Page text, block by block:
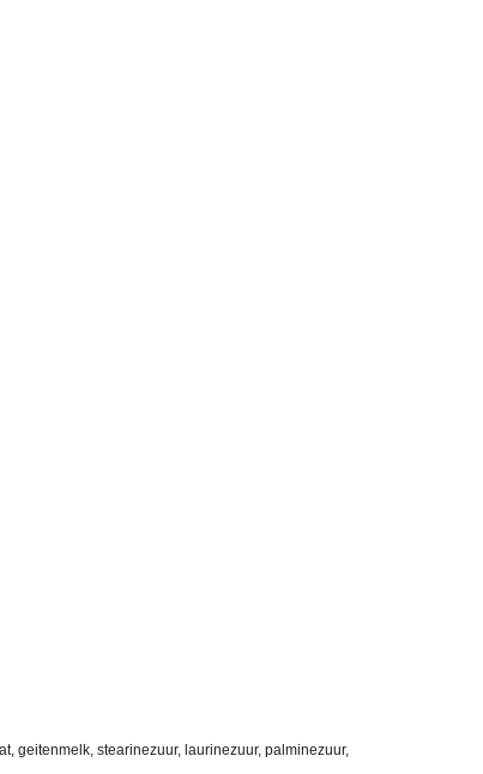
geitenmelk, stearinezuur, laurinezuur, palminezuur,